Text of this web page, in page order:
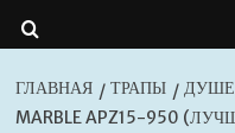
ГЛАВНАЯ ТРАПЫ
MARBLE APZ15-950